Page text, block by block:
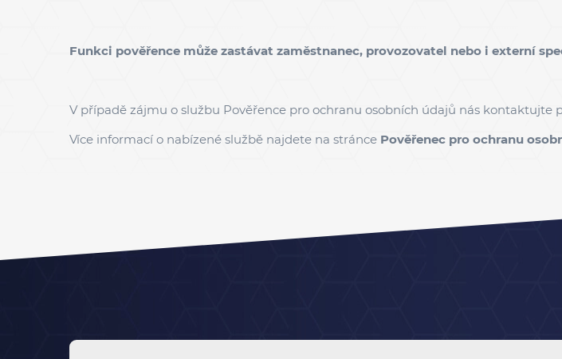
Funkci pověřence může zastávat zaměstnanec, provozovatel nebo i externí
V případě zájmu o službu Pověřence pro ochranu osobních údajů nás kontaktujte
Více informací o nabízené službě najdete na stránce Pověřenec pro ochranu